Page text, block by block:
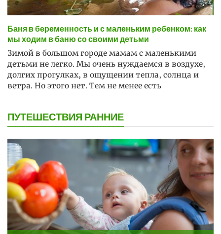
Баня в беременность и с маленьким ребенком: как
мы ходим в баню со своими детьми
Зимой в большом городе мамам с маленькими
детьми не легко. Мы очень нуждаемся в воздухе,
долгих прогулках, в ощущении тепла, солнца и
ветра. Но этого нет. Тем не менее есть
ПУТЕШЕСТВИЯ РАННИЕ